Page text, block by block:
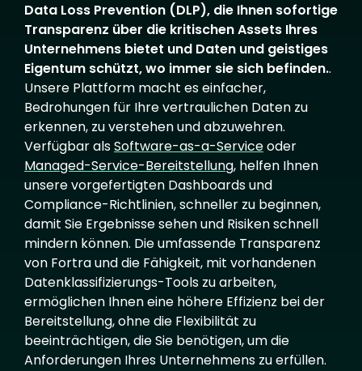
Data Loss Prevention (DLP), die Ihnen sofortige
Transparenz über die kritischen Assets Ihres
Unternehmens bietet und Daten und geistiges
Eigentum schützt, wo immer sie sich befinden..
Unsere Plattform macht es einfacher,
Bedrohungen für Ihre vertraulichen Daten zu
erkennen, zu verstehen und abzuwehren.
Verfügbar alsSoftware-as-a-Serviceoder
Managed-Service-Bereitstellung, helfen Ihnen
unsere vorgefertigten Dashboards und
Compliance-Richtlinien, schneller zu beginnen,
damit Sie Ergebnisse sehen und Risiken schnell
mindern können. Die umfassende Transparenz
von Fortra und die Fähigkeit, mit vorhandenen
Datenklassifizierungs-Tools zu arbeiten,
ermöglichen Ihnen eine höhere Effizienz bei der
Bereitstellung, ohne die Flexibilität zu
beeinträchtigen, die Sie benötigen, um die
Anforderungen Ihres Unternehmens zu erfüllen.